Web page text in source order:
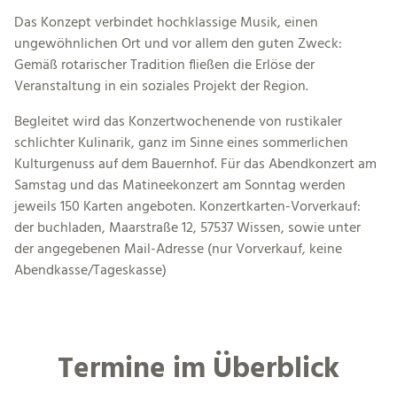
Das Konzept verbindet hochklassige Musik, einen
ungewöhnlichen Ort und vor allem den guten Zweck:
Gemäß rotarischer Tradition fließen die Erlöse der
Veranstaltung in ein soziales Projekt der Region.
Begleitet wird das Konzertwochenende von rustikaler
schlichter Kulinarik, ganz im Sinne eines sommerlichen
Kulturgenuss auf dem Bauernhof. Für das Abendkonzert am
Samstag und das Matineekonzert am Sonntag werden
jeweils 150 Karten angeboten. Konzertkarten-Vorverkauf:
der buchladen, Maarstraße 12, 57537 Wissen, sowie unter
der angegebenen Mail-Adresse (nur Vorverkauf, keine
Abendkasse/Tageskasse)
Termine im Überblick